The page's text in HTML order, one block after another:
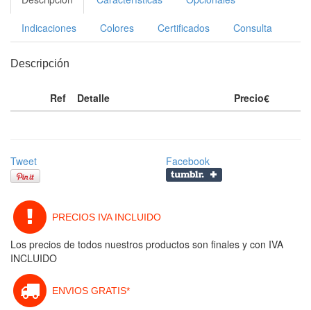
Indicaciones Colores Certificados Consulta
Descripción
Ref Detalle Precio€
Tweet Facebook
PRECIOS IVA INCLUIDO
Los precios de todos nuestros productos son finales y con IVA
INCLUIDO
ENVIOS GRATIS*